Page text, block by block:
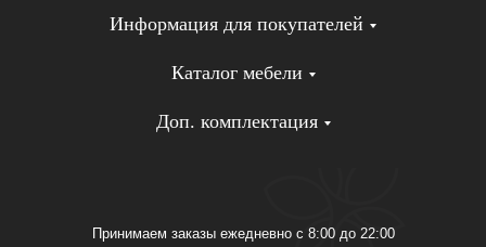
Информация для покупателей
Каталог мебели
Доп. комплектация
Принимаем заказы ежедневно с 8:00 до 22:00